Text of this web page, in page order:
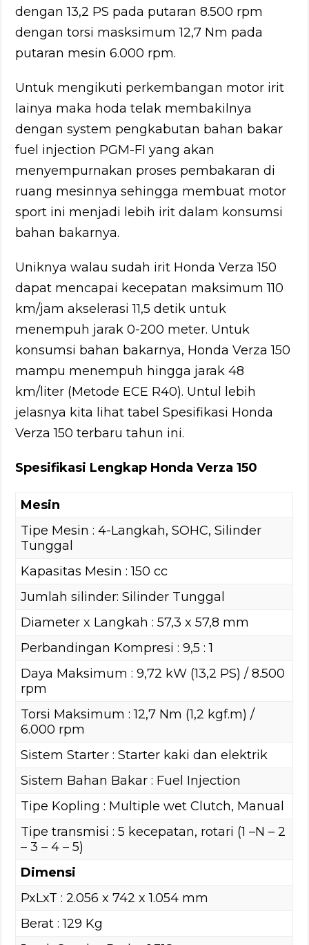
dengan 13,2 PS pada putaran 8.500 rpm
dengan torsi masksimum 12,7 Nm pada
putaran mesin 6.000 rpm.
Untuk mengikuti perkembangan motor irit
lainya maka hoda telak membakilnya
dengan system pengkabutan bahan bakar
fuel injection PGM-FI yang akan
menyempurnakan proses pembakaran di
ruang mesinnya sehingga membuat motor
sport ini menjadi lebih irit dalam konsumsi
bahan bakarnya.
Uniknya walau sudah irit Honda Verza 150
dapat mencapai kecepatan maksimum 110
km/jam akselerasi 11,5 detik untuk
menempuh jarak 0-200 meter. Untuk
konsumsi bahan bakarnya, Honda Verza 150
mampu menempuh hingga jarak 48
km/liter (Metode ECE R40). Untul lebih
jelasnya kita lihat tabel Spesifikasi Honda
Verza 150 terbaru tahun ini.
Spesifikasi Lengkap Honda Verza 150
Mesin
Tipe Mesin : 4-Langkah, SOHC, Silinder
Tunggal
Kapasitas Mesin : 150 cc
Jumlah silinder: Silinder Tunggal
Diameter x Langkah : 57,3 x 57,8 mm
Perbandingan Kompresi : 9,5 : 1
Daya Maksimum : 9,72 kW (13,2 PS) / 8.500
rpm
Torsi Maksimum : 12,7 Nm (1,2 kgf.m) /
6.000 rpm
Sistem Starter : Starter kaki dan elektrik
Sistem Bahan Bakar : Fuel Injection
Tipe Kopling : Multiple wet Clutch, Manual
Tipe transmisi : 5 kecepatan, rotari (1 –N – 2
– 3 – 4 – 5)
Dimensi
PxLxT : 2.056 x 742 x 1.054 mm
Berat : 129 Kg